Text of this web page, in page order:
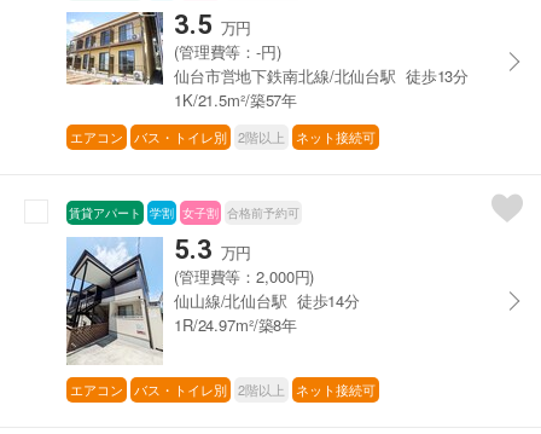
3.5 万円
(管理費等：-円)
仙台市営地下鉄南北線/北仙台駅 徒歩13分
1K/21.5m²/築57年
エアコン バス・トイレ別 2階以上 ネット接続可
賃貸アパート 学割 女子割 合格前予約可
5.3 万円
(管理費等：2,000円)
仙山線/北仙台駅 徒歩14分
1R/24.97m²/築8年
エアコン バス・トイレ別 2階以上 ネット接続可